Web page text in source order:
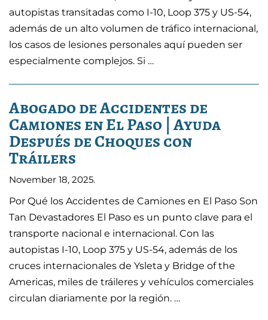
autopistas transitadas como I-10, Loop 375 y US-54,
además de un alto volumen de tráfico internacional,
los casos de lesiones personales aquí pueden ser
especialmente complejos. Si …
Abogado de Accidentes de
Camiones en El Paso | Ayuda
Después de Choques con
Tráilers
November 18, 2025.
Por Qué los Accidentes de Camiones en El Paso Son
Tan Devastadores El Paso es un punto clave para el
transporte nacional e internacional. Con las
autopistas I-10, Loop 375 y US-54, además de los
cruces internacionales de Ysleta y Bridge of the
Americas, miles de tráileres y vehículos comerciales
circulan diariamente por la región. …